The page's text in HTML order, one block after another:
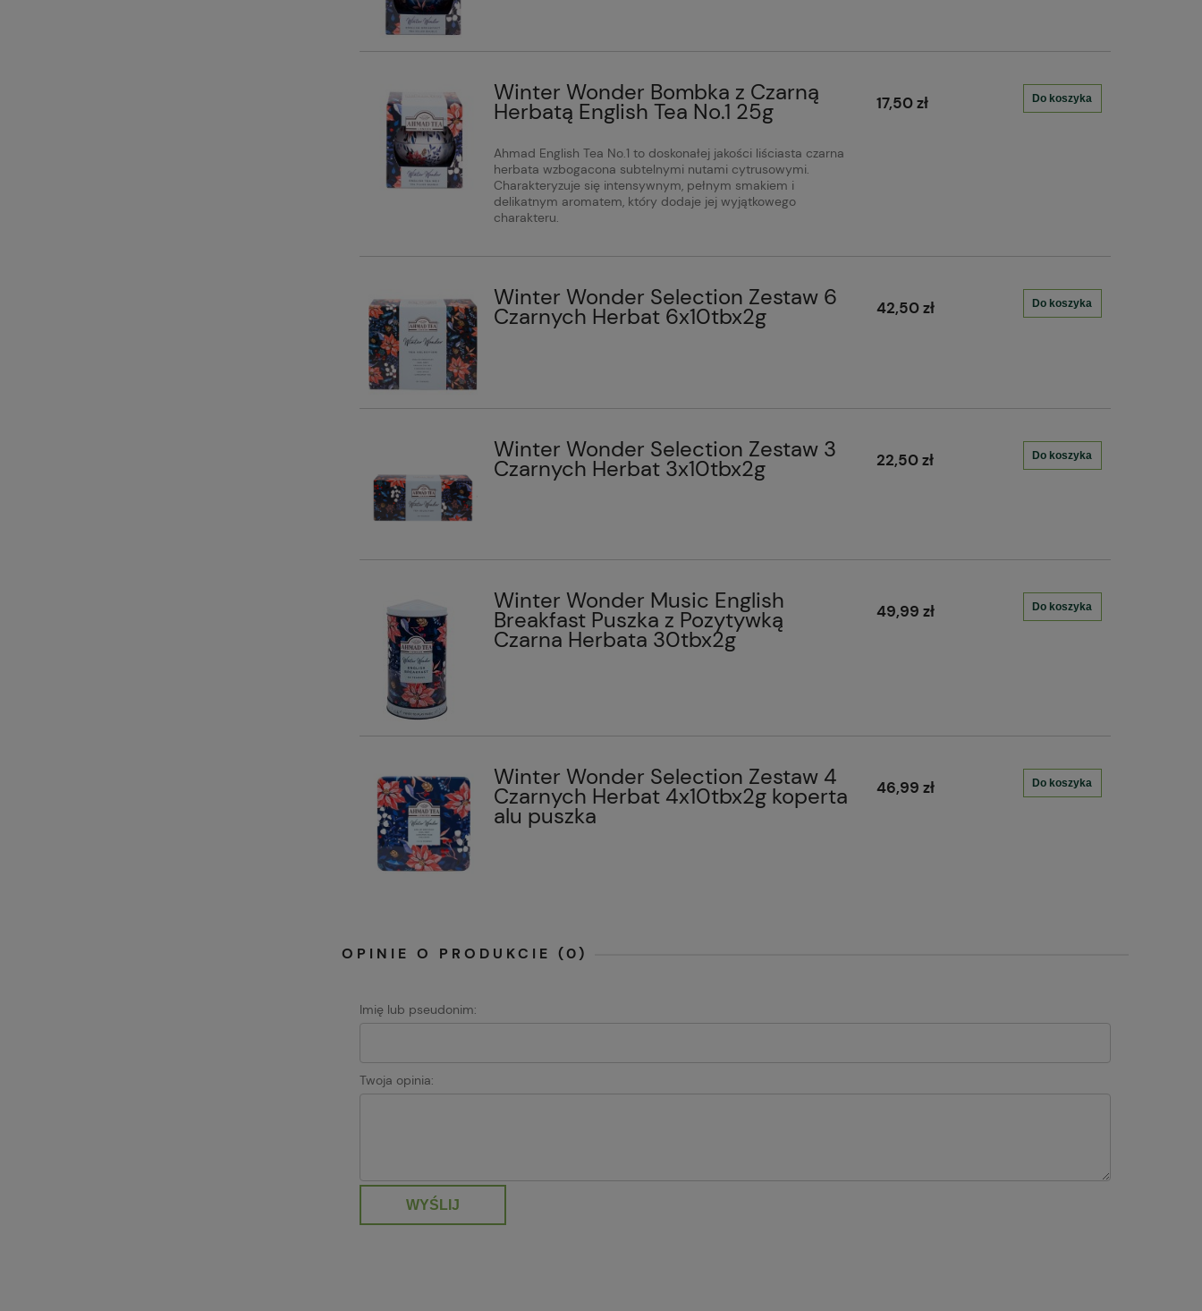
Winter Wonder Bombka z Czarną
Herbatą English Tea No.1 25g
Ahmad English Tea No.1 to doskonałej jakości liściasta czarna
herbata wzbogacona subtelnymi nutami cytrusowymi.
Charakteryzuje się intensywnym, pełnym smakiem i
delikatnym aromatem, który dodaje jej wyjątkowego
charakteru.
17,50 zł Do koszyka
Winter Wonder Selection Zestaw 6
Czarnych Herbat 6x10tbx2g 42,50 zł Do koszyka
Winter Wonder Selection Zestaw 3
Czarnych Herbat 3x10tbx2g 22,50 zł Do koszyka
Winter Wonder Music English
Breakfast Puszka z Pozytywką
Czarna Herbata 30tbx2g
49,99 zł Do koszyka
Winter Wonder Selection Zestaw 4
Czarnych Herbat 4x10tbx2g koperta
alu puszka
46,99 zł Do koszyka
OPINIE O PRODUKCIE (0)
Imię lub pseudonim:
Twoja opinia:
WYŚLIJ